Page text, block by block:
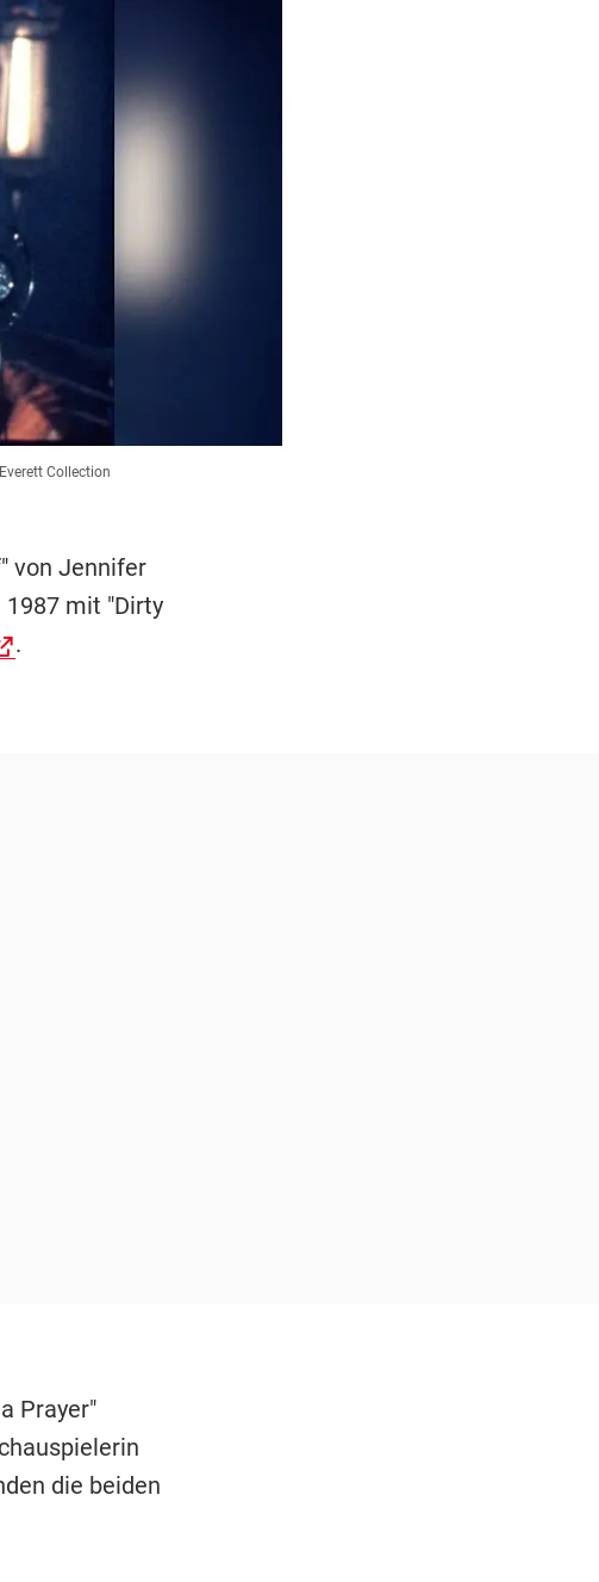
Collection
von Jennifer
1987 mit "Dirty
.
Prayer"
die beiden